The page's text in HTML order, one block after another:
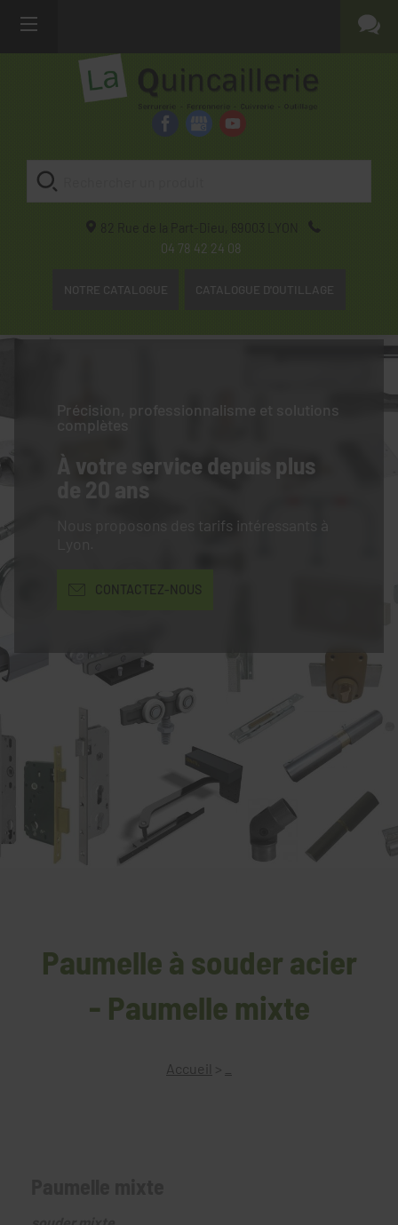
82 Rue de la Part-Dieu, 69003
LYON
04 78 42 24 08
NOTRE CATALOGUE CATALOGUE D'OUTILLAGE
Précision, professionnalisme et solutions
complètes
À votre service depuis plus
de 20 ans
Nous proposons des tarifs intéressants à
CONTACTEZ-NOUS
Paumelle à souder acier
- Paumelle mixte
Accueil >